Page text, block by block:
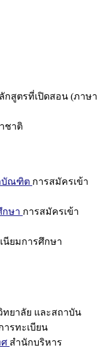
กสูตรที่เปิดสอน (ภาษา
ชาติ
บัณฑิต การสมัครเข้า
กษา การสมัครเข้า
นียมการศึกษา
ยาลัย และสถาบัน
ารทะเบียน
สำนักบริหาร